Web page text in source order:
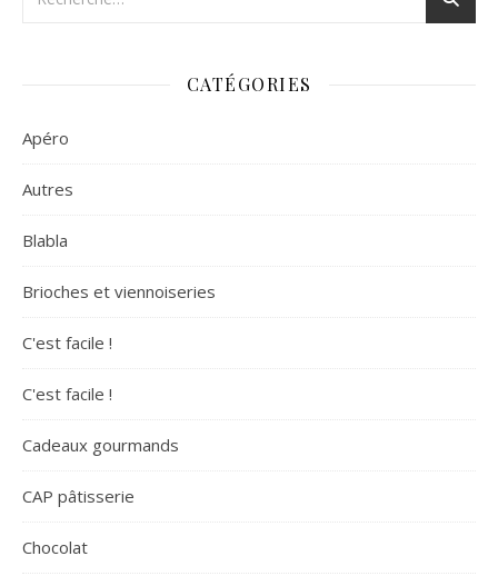
CATÉGORIES
Apéro
Autres
Blabla
Brioches et viennoiseries
C'est facile !
C'est facile !
Cadeaux gourmands
CAP pâtisserie
Chocolat